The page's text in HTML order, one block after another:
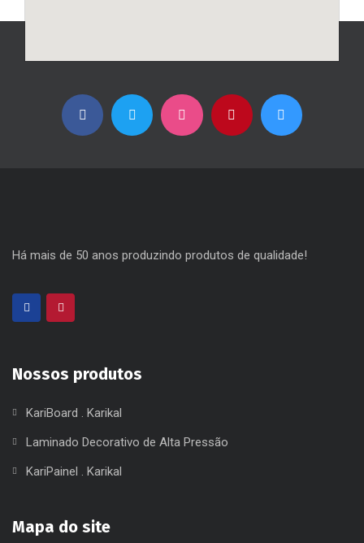
Há mais de 50 anos produzindo produtos de qualidade!
Nossos produtos
KariBoard . Karikal
Laminado Decorativo de Alta Pressão
KariPainel . Karikal
Mapa do site